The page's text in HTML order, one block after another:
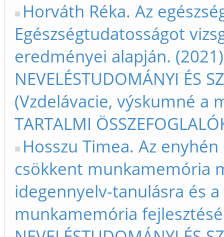
Horváth Réka. Az
Egészségtudatosságot
eredményei alapján.
NEVELÉSTUDOMÁNYI ÉS
(Vzdelávacie, výskumné a
TARTALMI
Hosszu Timea. Az
csökkent munkamemória
idegennyelv-tanulásra és
munkamemória